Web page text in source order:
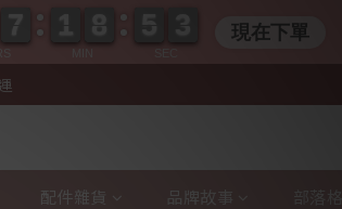
配件雜貨 品牌故事
7777 現在下單